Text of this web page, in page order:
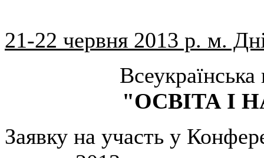
21-22 червня 2013 р. м.
"ОСВІТА І
Заявку на участь у